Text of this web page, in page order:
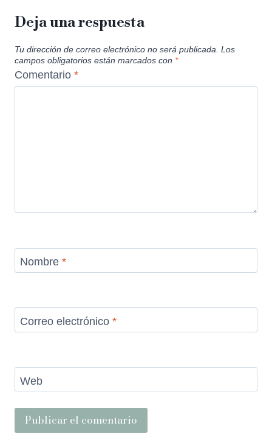
Deja una respuesta
Tu dirección de correo electrónico no será publicada. Los
campos obligatorios están marcados con *
Comentario *
Nombre *
Correo electrónico *
Web